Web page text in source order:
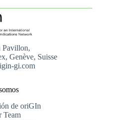
Pavillon,
Genève, Suisse
gi.com
de oriGIn
Team